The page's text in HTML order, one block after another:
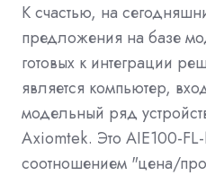
К счастью, на
предложения на базе
готовых к интеграции
является компьютер,
модельный ряд
Axiomtek. Это AIE100-
соотношением "цена/